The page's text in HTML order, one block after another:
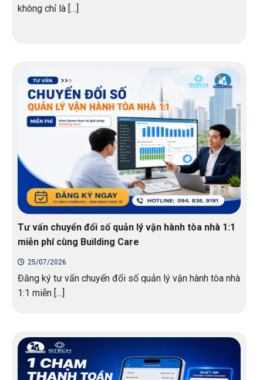
không chỉ là […]
Tư vấn chuyển đổi số quản lý vận hành tòa nhà 1:1
miễn phí cùng Building Care
25/07/2026
Đăng ký tư vấn chuyển đổi số quản lý vận hành tòa nhà
1:1 miễn […]